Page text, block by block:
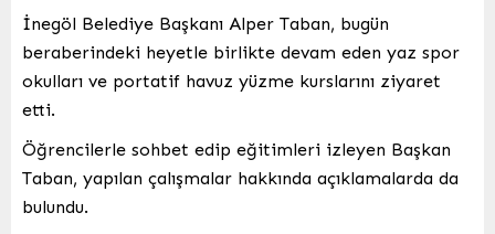
İnegöl Belediye Başkanı Alper Taban, bugün
beraberindeki heyetle birlikte devam eden yaz spor
okulları ve portatif havuz yüzme kurslarını ziyaret
etti.
Öğrencilerle sohbet edip eğitimleri izleyen Başkan
Taban, yapılan çalışmalar hakkında açıklamalarda da
bulundu.